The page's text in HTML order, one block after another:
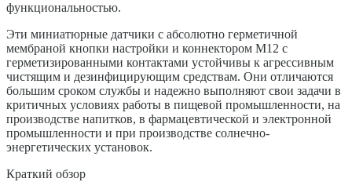
функциональностью.
Эти миниатюрные датчики с абсолютно герметичной
мембраной кнопки настройки и коннектором М12 с
герметизированными контактами устойчивы к агрессивным
чистящим и дезинфицирующим средствам. Они отличаются
большим сроком службы и надежно выполняют свои задачи в
критичных условиях работы в пищевой промышленности, на
производстве напитков, в фармацевтической и электронной
промышленности и при производстве солнечно-
энергетических установок.
Краткий обзор